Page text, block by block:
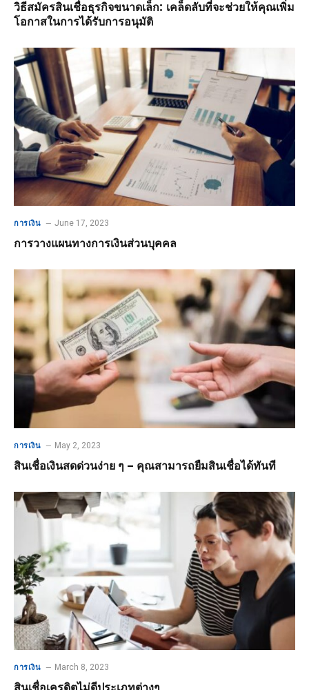
วิธีสมัครสินเชื่อธุรกิจขนาดเล็ก: เคล็ดลับที่จะช่วยให้คุณเพิ่ม
โอกาสในการได้รับการอนุมัติ
การเงิน June 17, 2023
การวางแผนทางการเงินส่วนบุคคล
การเงิน May 2, 2023
สินเชื่อเงินสดด่วนง่าย ๆ – คุณสามารถยืมสินเชื่อได้ทันที
การเงิน March 8, 2023